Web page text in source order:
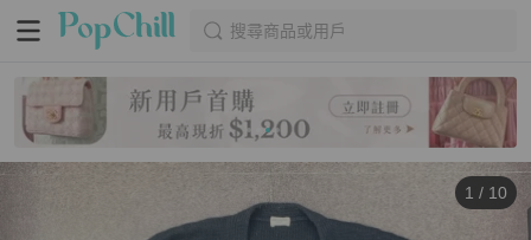
搜尋商品或用戶
1 / 10